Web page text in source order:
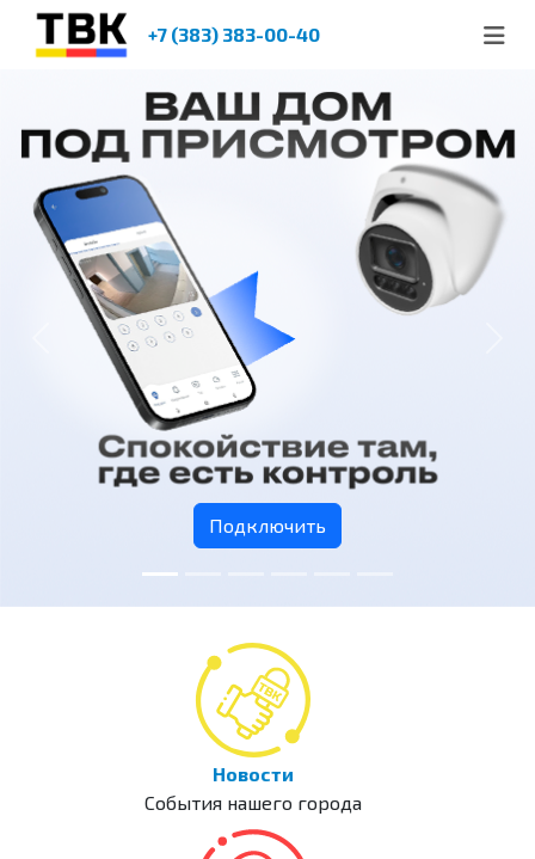
+7 (383) 383-00-40
Подключить
Previous
Новости
События нашего города